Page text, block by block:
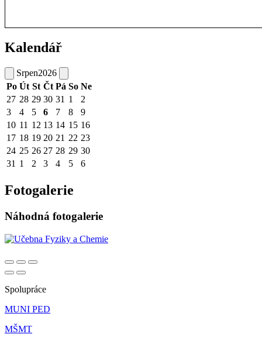
Kalendář
Srpen2026
Po Út St Čt Pá So Ne
27 28 29 30 31 1
2
3
4 5 6 7 8
9
10 11 12 13 14 15 16
17 18 19 20 21 22 23
24 25 26 27 28 29 30
31 1 2 3 4 5 6
Fotogalerie
Náhodná fotogalerie
Spolupráce
MUNI PED
MŠMT